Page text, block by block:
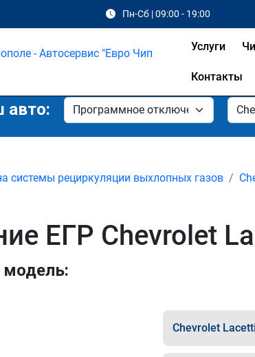
Пн-Сб | 09:00 - 19:00
Услуги
Контакты
авто:
системы рециркуляции выхлопных газов
ЕГР Chevrolet
Chevrolet